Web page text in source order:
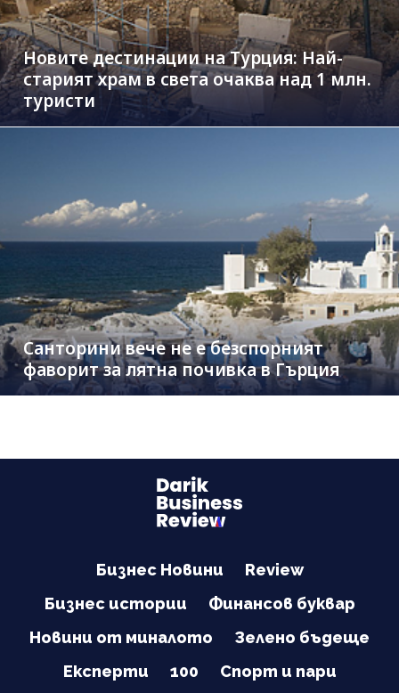
Новите дестинации на Турция: Най-
старият храм в света очаква над 1 млн.
туристи
Санторини вече не е безспорният
фаворит за лятна почивка в Гърция
Бизнес Новини
Review
Бизнес истории
Финансов буквар
Новини от миналото
Зелено бъдеще
Експерти
100 Спорт и пари